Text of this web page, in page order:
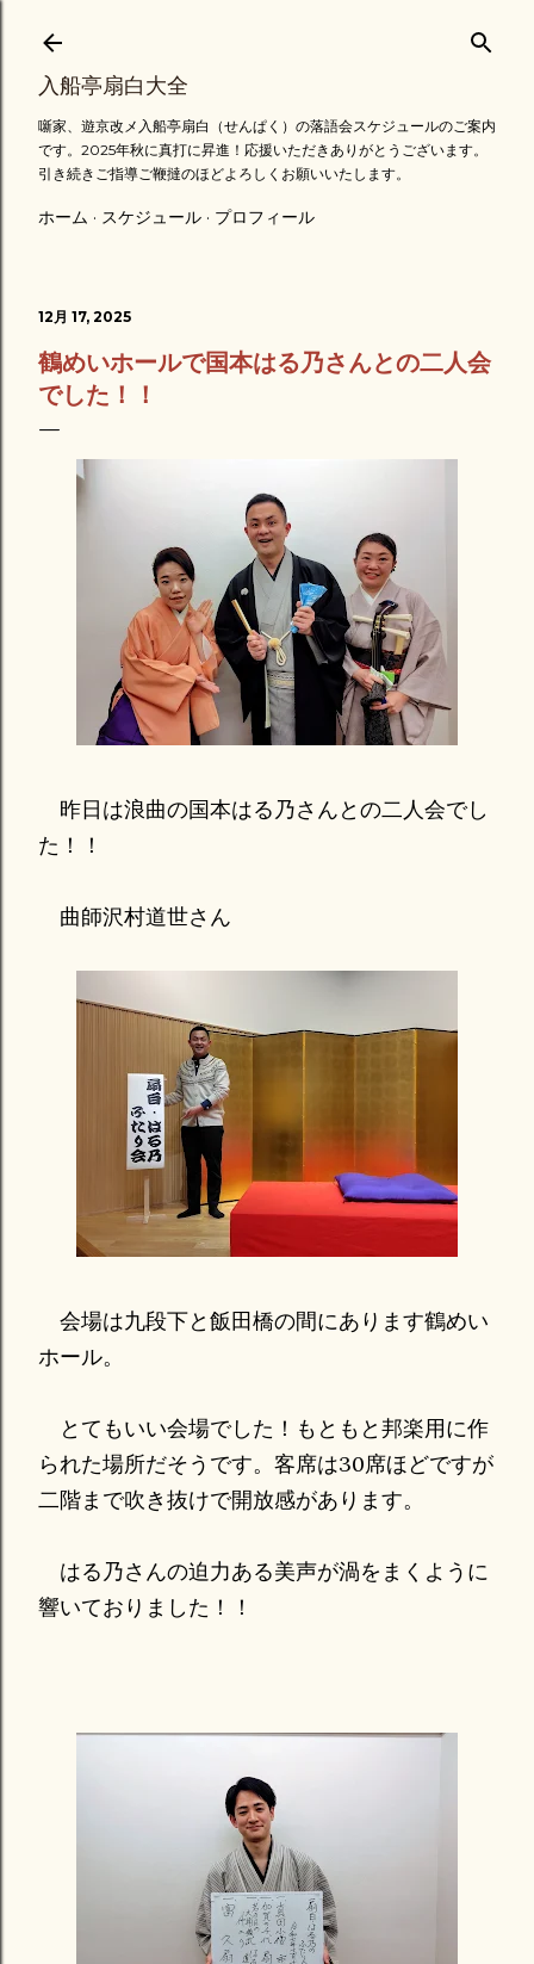
スキップしてメイン コンテンツに移動
入船亭扇白大全
噺家、遊京改メ入船亭扇白（せんぱく）の落語会スケジュールのご案内
です。2025年秋に真打に昇進！応援いただきありがとうございます。
引き続きご指導ご鞭撻のほどよろしくお願いいたします。
ホーム スケジュール プロフィール
12月 17, 2025
鶴めいホールで国本はる乃さんとの二人会
でした！！
昨日は浪曲の国本はる乃さんとの二人会でし
た！！
曲師沢村道世さん
会場は九段下と飯田橋の間にあります鶴めい
ホール。
とてもいい会場でした！もともと邦楽用に作
られた場所だそうです。客席は30席ほどですが
二階まで吹き抜けで開放感があります。
はる乃さんの迫力ある美声が渦をまくように
響いておりました！！